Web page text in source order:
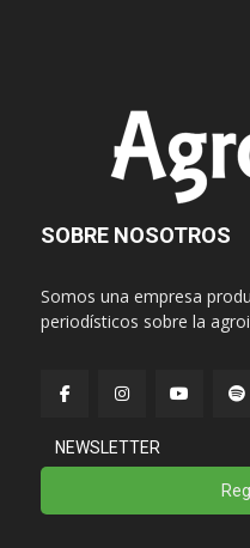
SOBRE NOSOTROS
Somos una empresa
periodísticos sobre la
NEWSLETTER